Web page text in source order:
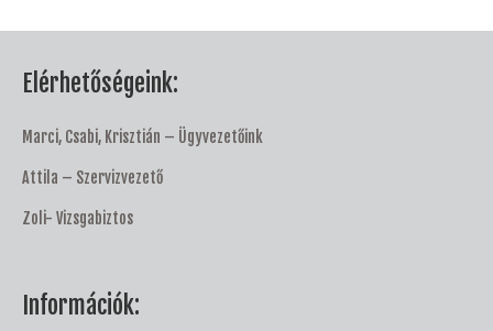
Elérhetőségeink:
Marci, Csabi, Krisztián – Ügyvezetőink
Attila – Szervizvezető
Zoli- Vizsgabiztos
Információk: